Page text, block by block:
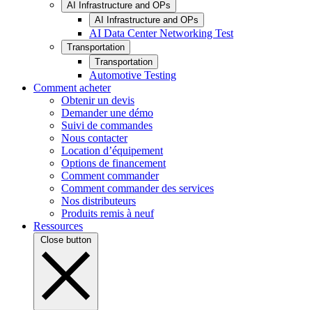
AI Infrastructure and OPs
AI Infrastructure and OPs
AI Data Center Networking Test
Transportation
Transportation
Automotive Testing
Comment acheter
Obtenir un devis
Demander une démo
Suivi de commandes
Nous contacter
Location d’équipement
Options de financement
Comment commander
Comment commander des services
Nos distributeurs
Produits remis à neuf
Ressources
Close button